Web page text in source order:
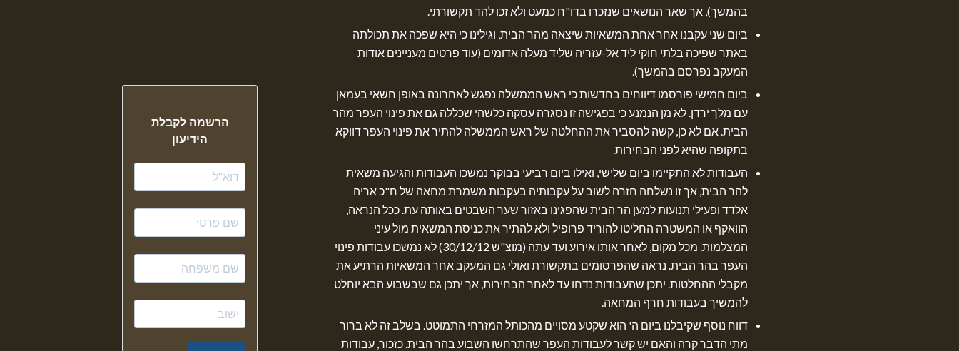
בהמשך), אך שאר הנושאים שנזכרו בדו"ח כמעט ולא זכו להד תקשורתי.
ביום שני עקבנו אחר אחת המשאיות שיצאה מהר הבית, וגילינו כי היא שפכה את תכולתה
באתר שפיכה בלתי חוקי ליד אל-עזריה שליד מעלה אדומים (עוד פרטים מעניינים אודות
המעקב נפרסם בהמשך).
ביום חמישי פורסמו דיווחים בחדשות כי ראש הממשלה נפגש לאחרונה באופן חשאי בעמאן
עם מלך ירדן. לא מן הנמנע כי בפגישה זו נסגרה עסקה כלשהי שכללה גם את פינוי העפר מהר
הבית. אם לא כן, קשה להסביר את ההחלטה של ראש הממשלה להתיר את פינוי העפר דווקא
בתקופה שהיא לפני הבחירות.
העבודות לא התקיימו ביום שלישי, ואילו ביום רביעי בבוקר נמשכו העבודות והגיעה משאית
להר הבית, אך זו נשלחה חזרה לשוב על עקבותיה בעקבות משמרת מחאה של ח"כ אריה
אלדד ופעילי תנועות למען הר הבית שהפגינו באזור שער השבטים באותה עת. ככל הנראה,
הוואקף או המשטרה החליטו להוריד פרופיל ולא להתיר את כניסת המשאית מול עיני
המצלמות. מכל מקום, לאחר אותו אירוע ועד עתה (מוצ"ש 30/12/12) לא נמשכו עבודות פינוי
העפר בהר הבית. נראה שהפרסומים בתקשורת ואולי גם המעקב אחר המשאיות הרתיע את
מקבלי ההחלטות. יתכן שהעבודות נדחו עד לאחר הבחירות, אך יתכן גם שבשבוע הבא יוחלט
להמשיך בעבודות חרף המחאה.
דווח נוסף שקיבלנו ביום ה' הוא שקטע מסויים מהכותל המזרחי התמוטט. בשלב זה לא ברור
מתי הדבר קרה והאם יש קשר לעבודות העפר שהתרחשו השבוע בהר הבית. כזכור, עבודות